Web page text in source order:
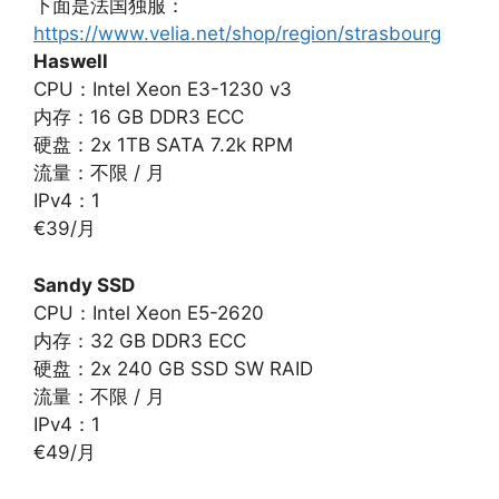
下面是法国独服：
https://www.velia.net/shop/region/strasbourg
Haswell
CPU：Intel Xeon E3-1230 v3
内存：16 GB DDR3 ECC
硬盘：2x 1TB SATA 7.2k RPM
流量：不限 / 月
IPv4：1
€39/月
Sandy SSD
CPU：Intel Xeon E5-2620
内存：32 GB DDR3 ECC
硬盘：2x 240 GB SSD SW RAID
流量：不限 / 月
IPv4：1
€49/月